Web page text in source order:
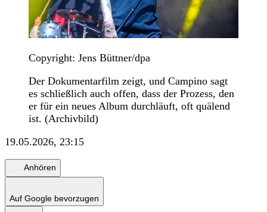
Copyright: Jens Büttner/dpa
Der Dokumentarfilm zeigt, und Campino sagt
es schließlich auch offen, dass der Prozess, den
er für ein neues Album durchläuft, oft quälend
ist. (Archivbild)
19.05.2026, 23:15
Anhören
Auf Google bevorzugen